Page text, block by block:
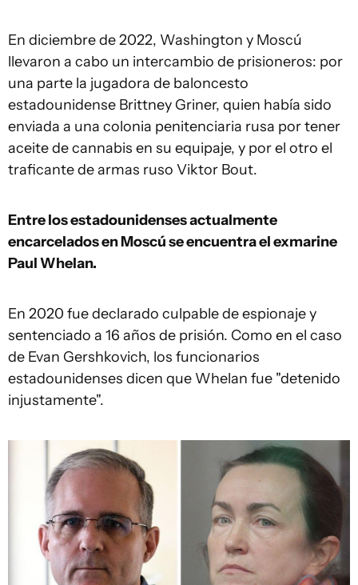
En diciembre de 2022, Washington y Moscú
llevaron a cabo un intercambio de prisioneros: por
una parte la jugadora de baloncesto
estadounidense Brittney Griner, quien había sido
enviada a una colonia penitenciaria rusa por tener
aceite de cannabis en su equipaje, y por el otro el
traficante de armas ruso Viktor Bout.
Entre los estadounidenses actualmente
encarcelados en Moscú se encuentra el exmarine
Paul Whelan.
En 2020 fue declarado culpable de espionaje y
sentenciado a 16 años de prisión. Como en el caso
de Evan Gershkovich, los funcionarios
estadounidenses dicen que Whelan fue "detenido
injustamente".